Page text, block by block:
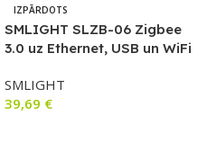
IZPĀRDOTS
SMLIGHT SLZB-06 Zigbee
3.0 uz Ethernet, USB un WiFi
PoE, darbojas ar
Zigbee2MQTT, mājas palīgu,
SMLIGHT
39,69 €